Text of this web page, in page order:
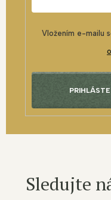
Vložením e-mailu
Sledujte